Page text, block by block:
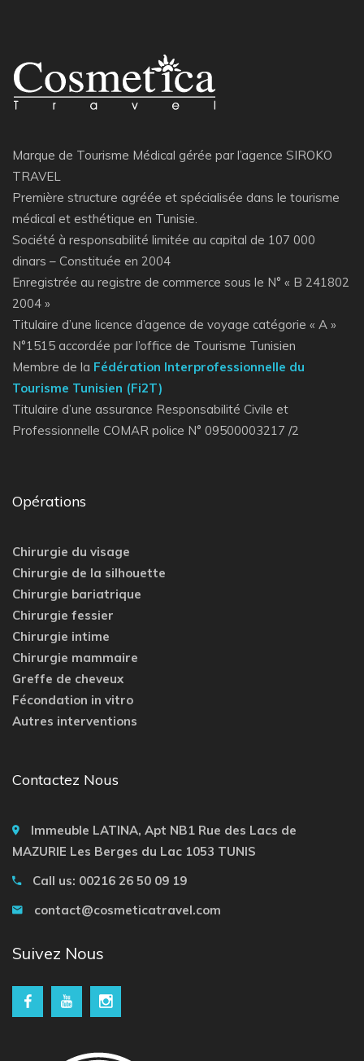
Marque de Tourisme Médical gérée par l’agence SIROKO
TRAVEL
Première structure agréée et spécialisée dans le tourisme
médical et esthétique en Tunisie.
Société à responsabilité limitée au capital de 107 000
dinars – Constituée en 2004
Enregistrée au registre de commerce sous le N° « B 241802
2004 »
Titulaire d’une licence d’agence de voyage catégorie « A »
N°1515 accordée par l’office de Tourisme Tunisien
Membre de la Fédération Interprofessionnelle du
Tourisme Tunisien (Fi2T)
Titulaire d’une assurance Responsabilité Civile et
Professionnelle COMAR police N° 09500003217 /2
Opérations
Chirurgie du visage
Chirurgie de la silhouette
Chirurgie bariatrique
Chirurgie fessier
Chirurgie intime
Chirurgie mammaire
Greffe de cheveux
Fécondation in vitro
Autres interventions
Contactez Nous
Immeuble LATINA, Apt NB1 Rue des Lacs de
MAZURIE Les Berges du Lac 1053 TUNIS
Call us: 00216 26 50 09 19
contact@cosmeticatravel.com
Suivez Nous